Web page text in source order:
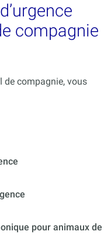
compagnie
de compagnie, vous
pour animaux de